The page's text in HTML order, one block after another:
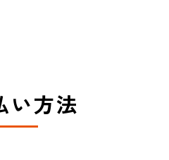
い方法